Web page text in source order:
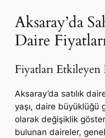
Aksaray’da
Daire
Fiyatları
Aksaray’da satılık
yaşı, daire büyüklüğü
olarak değişiklik
bulunan daireler,